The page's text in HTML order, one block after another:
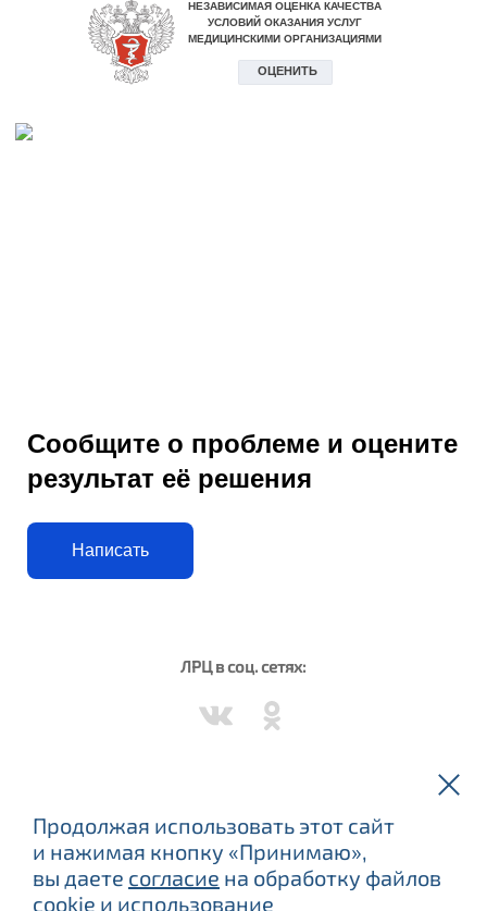
Сообщите о проблеме и оцените
результат её решения
Написать
ЛРЦ в соц. сетях:
Продолжая использовать этот сайт
и нажимая кнопку «Принимаю»,
вы даете согласие на обработку файлов
cookie и использование